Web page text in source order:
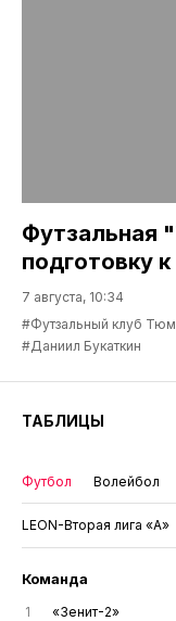
Футзальная
подготовку
7 августа, 10:34
#Футзальный клуб
#Даниил Букаткин
ТАБЛИЦЫ
Футбол Волейбол
LEON-Вторая лига «А»
Команда
1 «Зенит-2»